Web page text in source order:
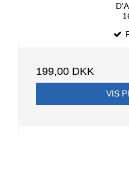
199,00 DKK
VIS